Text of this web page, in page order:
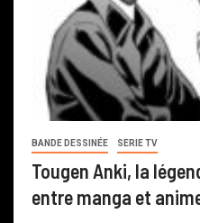
BANDE DESSINÉE SERIE TV
Tougen Anki, la
entre manga et